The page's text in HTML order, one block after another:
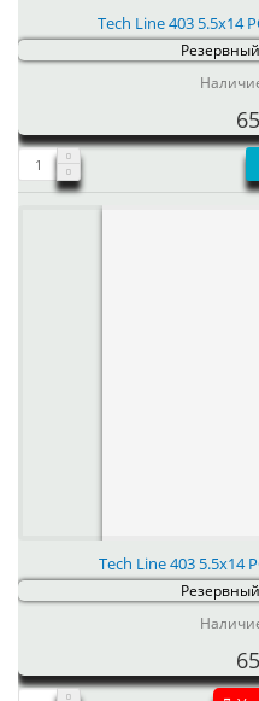
Tech Line 403 5.5x14
Tech Line 403 5.5x14